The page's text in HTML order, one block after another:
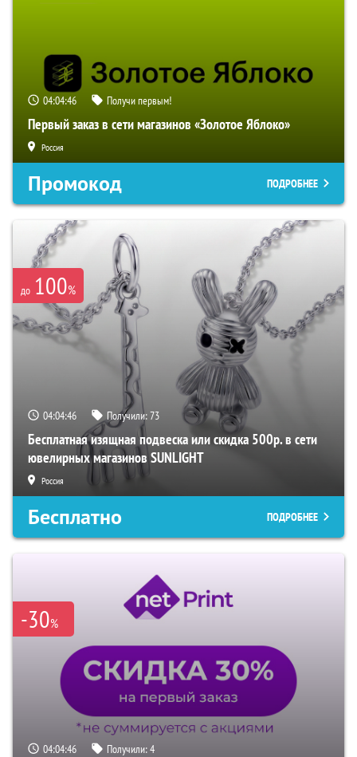
04:04:45 Получи первым!
Первый заказ в сети магазинов «Золотое Яблоко»
Россия
Промокод ПОДРОБНЕЕ
до 100%
04:04:45 Получили:73
Бесплатная изящная подвеска или скидка 500р. в сети
ювелирных магазинов SUNLIGHT
Россия
Бесплатно ПОДРОБНЕЕ
-30%
04:04:45 Получили:4